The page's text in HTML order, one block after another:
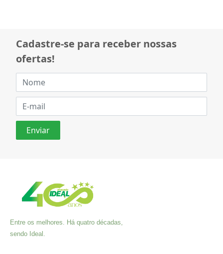
Cadastre-se para receber nossas
ofertas!
Entre os melhores. Há quatro décadas,
sendo Ideal.